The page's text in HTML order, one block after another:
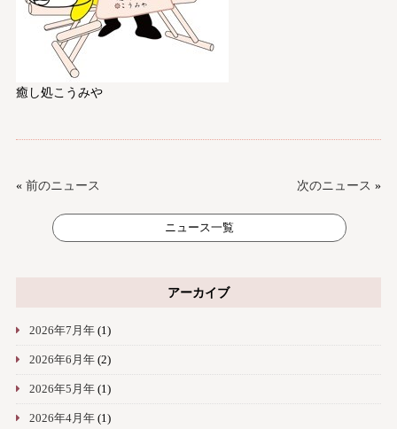
癒し処こうみや
« 前のニュース 次のニュース »
ニュース一覧
アーカイブ
2026年7月年(1)
2026年6月年(2)
2026年5月年(1)
2026年4月年(1)